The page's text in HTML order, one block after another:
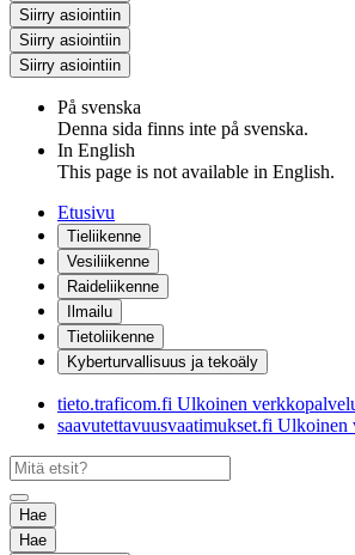
Siirry asiointiin
Siirry asiointiin
Siirry asiointiin
På svenska
Denna sida finns inte på svenska.
In English
This page is not available in English.
Etusivu
Tieliikenne
Vesiliikenne
Raideliikenne
Ilmailu
Tietoliikenne
Kyberturvallisuus ja tekoäly
tieto.traficom.fi Ulkoinen
saavutettavuusvaatimukset.fi Ulkoinen
Hae
Hae